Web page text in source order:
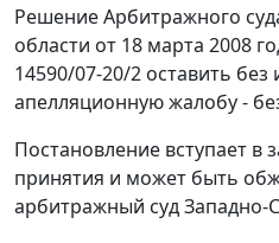
Решение Арбитражного
области от 18 марта 2008
14590/07-20/2 оставить без
апелляционную жалобу -
Постановление вступает в
принятия и может быть
арбитражный суд Западно-